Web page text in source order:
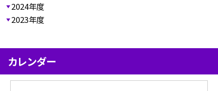
2024年度
2023年度
カレンダー